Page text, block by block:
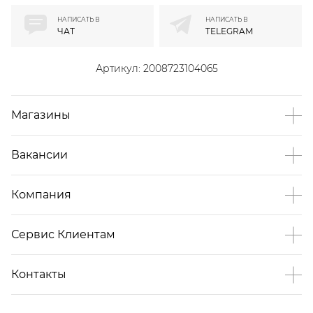
Артикул: 2008723104065
НАПИСАТЬ В
ЧАТ
НАПИСАТЬ В
TELEGRAM
Магазины
Вакансии
Компания
Сервис Клиентам
Контакты